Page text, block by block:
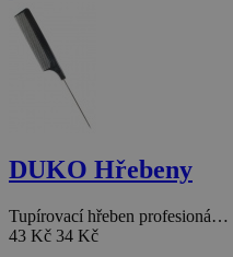
DUKO Hřebeny
Tupírovací hřeben profesioná…
43 Kč 34 Kč